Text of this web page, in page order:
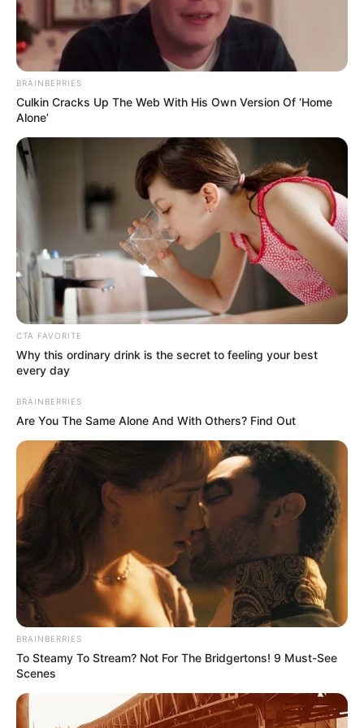
već pobijedila. Smiješio
se… dok njegov
odvjetnik…
danasvibnja 13, 2026
A Museum To Rihanna's
Glory Could Soon Be
Opened
Brainberries
These Wedding Dance
Moves Broke The
Internet
Brainberries
BRAINBERRIES
Culkin Cracks Up The Web With His Own Version Of ‘Home
Alone’
CTA FAVORITE
Why this ordinary drink is the secret to feeling your best
every day
BRAINBERRIES
Are You The Same Alone And With Others? Find Out
BRAINBERRIES
To Steamy To Stream? Not For The Bridgertons! 9 Must-See
Scenes